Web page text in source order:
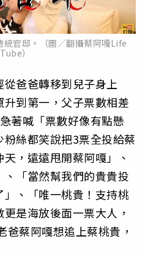
統官邸。（圖／翻攝蔡阿嘎Life
）
爸爸轉移到兒子身上
到第一，父子票數相差
著喊「票數好像有點懸
絲都笑說把3票全投給蔡
，遠遠甩開蔡阿嘎」、
、「當然幫我們的貴貴投
、「唯一桃貴！支持桃
是海放後面一票大人，
蔡阿嘎想追上蔡桃貴，